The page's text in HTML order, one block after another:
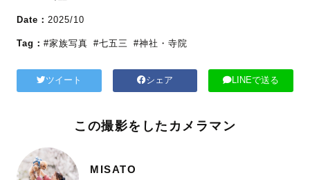
Date： 2025/10
Tag： #家族写真 #七五三 #神社・寺院
ツイート シェア LINEで送る
この撮影をしたカメラマン
MISATO